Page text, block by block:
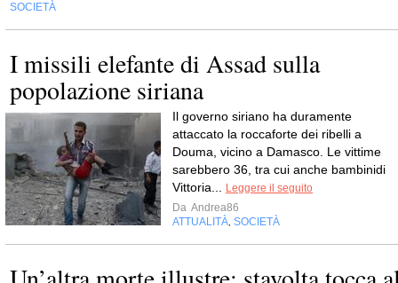
SOCIETÀ
I missili elefante di Assad sulla
popolazione siriana
Il governo siriano ha duramente
attaccato la roccaforte dei ribelli a
Douma, vicino a Damasco. Le vittime
sarebbero 36, tra cui anche bambinidi
Vittoria...
Leggere il seguito
Da Andrea86
ATTUALITÀ SOCIETÀ